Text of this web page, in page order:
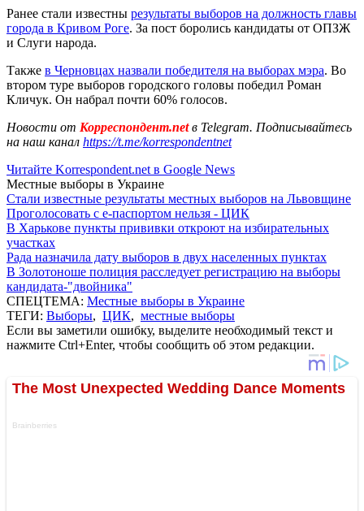
Ранее стали известны результаты выборов на должность главы
города в Кривом Роге. За пост боролись кандидаты от ОПЗЖ
и Слуги народа.
Также в Черновцах назвали победителя на выборах мэра. Во
втором туре выборов городского головы победил Роман
Кличук. Он набрал почти 60% голосов.
Новости от Корреспондент.netв Telegram. Подписывайтесь
на наш канал https://t.me/korrespondentnet
Читайте Korrespondent.net в Google News
Местные выборы в Украине
Стали известные результаты местных выборов на Львовщине
Проголосовать с е-паспортом нельзя - ЦИК
В Харькове пункты прививки откроют на избирательных
участках
Рада назначила дату выборов в двух населенных пунктах
В Золотоноше полиция расследует регистрацию на выборы
кандидата-"двойника"
СПЕЦТЕМА: Местные выборы в Украине
ТЕГИ: Выборы, ЦИК, местные выборы
Если вы заметили ошибку, выделите необходимый текст и
нажмите Ctrl+Enter, чтобы сообщить об этом редакции.